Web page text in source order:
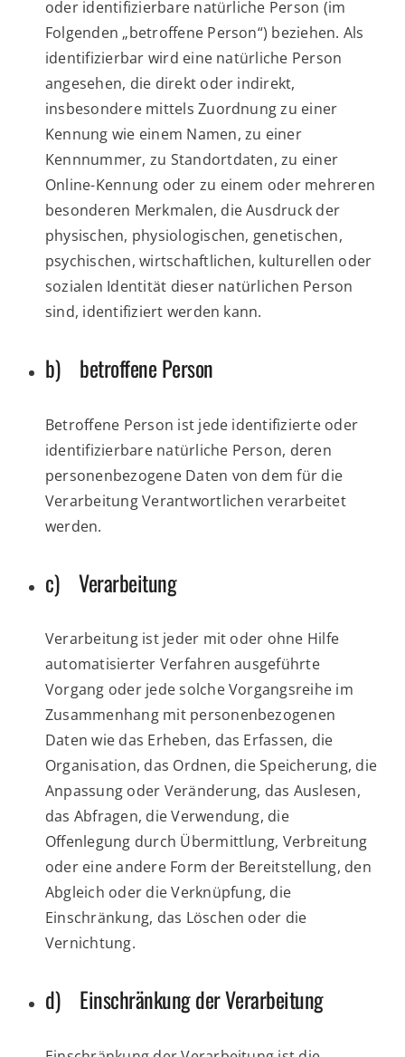
oder identifizierbare natürliche Person (im
Folgenden „betroffene Person“) beziehen. Als
identifizierbar wird eine natürliche Person
angesehen, die direkt oder indirekt,
insbesondere mittels Zuordnung zu einer
Kennung wie einem Namen, zu einer
Kennnummer, zu Standortdaten, zu einer
Online-Kennung oder zu einem oder mehreren
besonderen Merkmalen, die Ausdruck der
physischen, physiologischen, genetischen,
psychischen, wirtschaftlichen, kulturellen oder
sozialen Identität dieser natürlichen Person
sind, identifiziert werden kann.
b) betroffene Person
Betroffene Person ist jede identifizierte oder
identifizierbare natürliche Person, deren
personenbezogene Daten von dem für die
Verarbeitung Verantwortlichen verarbeitet
werden.
c) Verarbeitung
Verarbeitung ist jeder mit oder ohne Hilfe
automatisierter Verfahren ausgeführte
Vorgang oder jede solche Vorgangsreihe im
Zusammenhang mit personenbezogenen
Daten wie das Erheben, das Erfassen, die
Organisation, das Ordnen, die Speicherung, die
Anpassung oder Veränderung, das Auslesen,
das Abfragen, die Verwendung, die
Offenlegung durch Übermittlung, Verbreitung
oder eine andere Form der Bereitstellung, den
Abgleich oder die Verknüpfung, die
Einschränkung, das Löschen oder die
Vernichtung.
d) Einschränkung der Verarbeitung